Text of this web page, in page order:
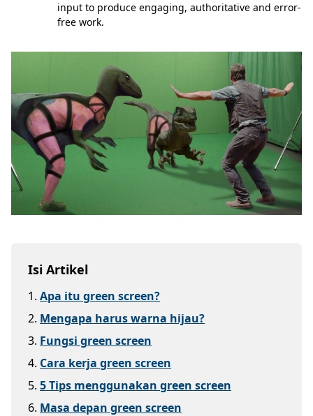
input to produce engaging, authoritative and error-
free work.
Isi Artikel
1. Apa itu green screen?
2. Mengapa harus warna hijau?
3. Fungsi green screen
4. Cara kerja green screen
5. 5 Tips menggunakan green screen
6. Masa depan green screen